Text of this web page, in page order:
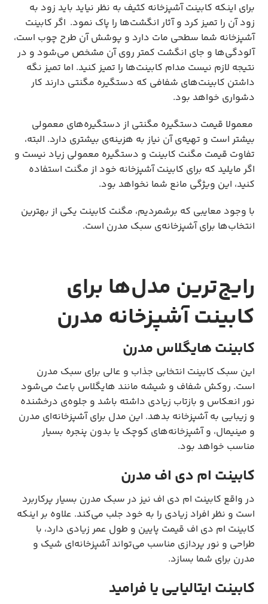
برای اینکه کابینت آشپزخانه کثیف به نظر نیاید باید زود به
زود آن را تمیز کرد و آثار انگشت‌ها را پاک نمود. اگر کابینت
آشپزخانه شما سطحی مات دارد و پوشش آن طرح چوب است،
آلودگی‌ها و جای انگشت کمتر روی آن مشخص می‌شود و در
نتیجه لازم نیست مدام کابینت‌ها را تمیز کنید. اما تمیز نگه
داشتن کابینت‌های شفافی که دستگیره مگنتی دارند کار
دشواری خواهد بود.
معمولا قیمت دستگیره مگنتی از دستگیره‌های معمولی
بیشتر است و تهیه‌ی آن نیاز به هزینه‌ی بیشتری دارد. البته،
تفاوت قیمت مگنت کابینت و دستگیره معمولی زیاد نیست و
اگر مایلید که برای کابینت آشپزخانه خود از مگنت استفاده
کنید، این ویژگی مانع شما نخواهد بود.
با وجود معایبی که برشمردیم، مگنت کابینت یکی از بهترین
انتخاب‌ها برای آشپزخانه‌ی سبک مدرن است.
رایج‌ترین مدل‌ها برای
کابینت آشپزخانه مدرن
کابینت هایگلاس مدرن
این سبک کابینت انتخابی جذاب و عالی برای سبک مدرن
است. روکش شفاف و شیشه مانند هایگلاس باعث می‌شود
نور انعکاس و بازتاب زیادی داشته باشد و جلوه‌ی درخشنده
و زیبایی به آشپزخانه بدهد. این مدل برای آشپزخانه‌ای مدرن
و مینیمال، و آشپزخانه‌های کوچک یا بدون پنجره بسیار
مناسب خواهد بود.
کابینت ام دی اف مدرن
در واقع کابینت ام دی اف نیز در سبک مدرن بسیار پرکاربرد
است و نظر افراد زیادی را به خود جلب می‌کند. علاوه بر اینکه
کابینت ام دی اف قیمت پایین و طول عمر زیادی دارد، با
طراحی و نور پردازی مناسب می‌تواند آشپزخانه‌ای شیک و
مدرن برای شما بسازد.
کابینت ایتالیایی یا فرامید